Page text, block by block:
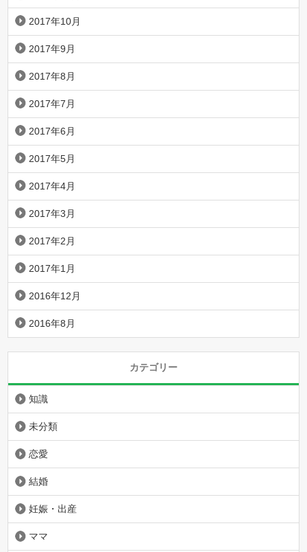
2017年10月
2017年9月
2017年8月
2017年7月
2017年6月
2017年5月
2017年4月
2017年3月
2017年2月
2017年1月
2016年12月
2016年8月
カテゴリー
知識
未分類
恋愛
結婚
妊娠・出産
ママ